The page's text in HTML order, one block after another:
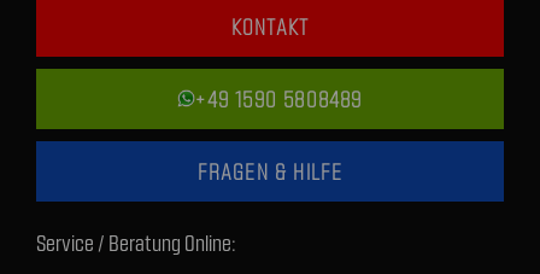
KONTAKT
+49 1590 5808489
FRAGEN & HILFE
Service / Beratung Online: